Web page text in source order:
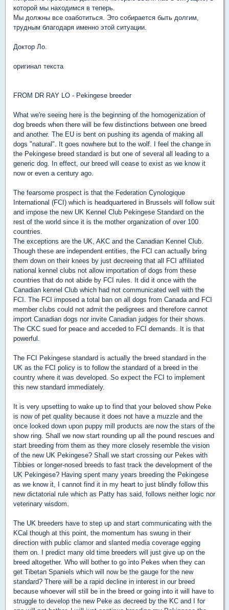
которой мы находимся в теперь.
Мы должны все озаботиться. Это собирается быть долгим,
трудным благодаря именно этой ситуации.
Доктор Ло.
оригинал текста
FROM DR RAY LO - Pekingese breeder
What we're seeing here is the beginning of the homogenization of
dog breeds when there will be few distinctions between one breed
and another. The EU is bent on pushing its agenda of making all
dogs "natural". It goes nowhere but to the wolf. I feel the change in
the Pekingese breed standard is but one of several all leading to a
generic dog. In effect, our breed will cease to exist as we know it
now or even a century ago.
The fearsome prospect is that the Federation Cynologique
International (FCI) which is headquartered in Brussels will follow suit
and impose the new UK Kennel Club Pekingese Standard on the
rest of the world since it is the mother organization of over 100
countries.
The exceptions are the UK, AKC and the Canadian Kennel Club.
Though these are independent entities, the FCI can actually bring
them down on their knees by just decreeing that all FCI affiliated
national kennel clubs not allow importation of dogs from these
countries that do not abide by FCI rules. It did it once with the
Canadian kennel Club which had not communicated well with the
FCI. The FCI imposed a total ban on all dogs from Canada and FCI
member clubs could not admit the pedigrees and therefore cannot
import Canadian dogs nor invite Canadian judges for their shows.
The CKC sued for peace and acceded to FCI demands. It is that
powerful.
The FCI Pekingese standard is actually the breed standard in the
UK as the FCI policy is to follow the standard of a breed in the
country where it was developed. So expect the FCI to implement
this new standard immediately.
It is very upsetting to wake up to find that your beloved show Peke
is now of pet quality because it does not have a muzzle and the
once looked down upon puppy mill products are now the stars of the
show ring. Shall we now start rounding up all the pound rescues and
start breeding from them as they more closely resemble the vision
of the new UK Pekingese? Shall we start crossing our Pekes with
Tibbies or longer-nosed breeds to fast track the development of the
UK Pekingese? Having spent many years breeding the Pekingese
as we know it, I cannot find it in my heart to just blindly follow this
new dictatorial rule which as Patty has said, follows neither logic nor
veterinary wisdom.
The UK breeders have to step up and start communicating with the
KCal though at this point, the momentum has swung in their
direction with public clamor and slanted media coverage egging
them on. I predict many old time breeders will just give up on the
breed altogether. Who will bother to go into Pekes when they can
get Tibetan Spaniels which will now be the gauge for the new
standard? There will be a rapid decline in interest in our breed
because whoever will still be in the breed or going into it will have to
struggle to develop the new Peke as decreed by the KC and I for